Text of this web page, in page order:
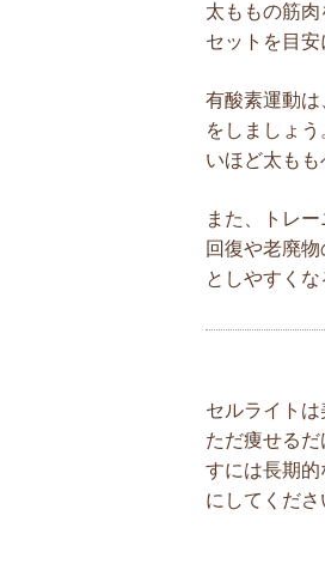
太ももの筋
セットを目安
有酸素運動
をしましょ
いほど太もも
また、トレ
回復や老廃
としやすく
セルライト
ただ痩せる
すには長期
にしてくださ